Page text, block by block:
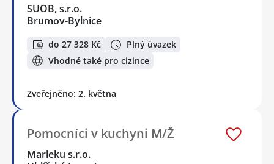
SUOB, s.r.o.
Brumov-Bylnice
do 27 328 Kč
Plný úvazek
Vhodné také pro cizince
Zveřejněno: 2. května
Pomocníci v kuchyni M/Ž
Marleku s.r.o.